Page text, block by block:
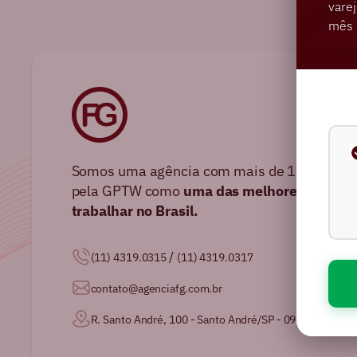
Somos uma agência com mais de 16 anos
pela GPTW como uma das melhores
trabalhar no Brasil.
(11) 4319.0315 / (11) 4319.0317
contato@agenciafg.com.br
R. Santo André, 100 - Santo André/SP - 09020-230
mês